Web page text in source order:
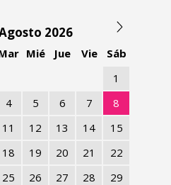
2026
Mié Jue Vie
Sáb
1
4 5 6 7
8
11 12 13 14
15
18 19 20 21
22
25 26 27 28
29